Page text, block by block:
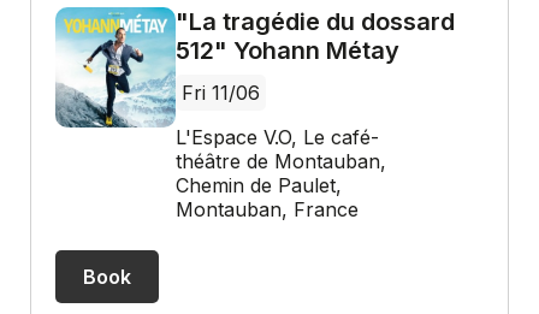
"La tragédie du dossard
512" Yohann Métay
Fri 11/06
L'Espace V.O, Le café-
théâtre de Montauban,
Chemin de Paulet,
Montauban, France
Book